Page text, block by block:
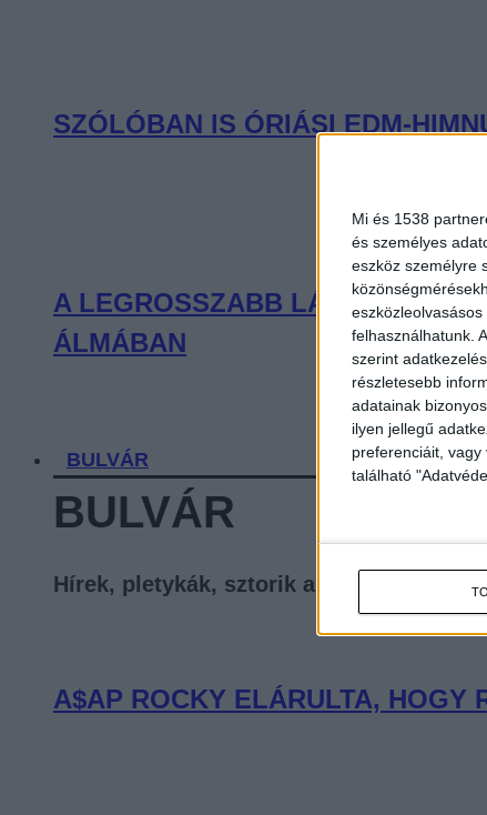
Mi és 1538
és személyes
eszköz személyre
felhasználhatunk.
szerint
részletesebb
adatainak
ilyen jellegű
preferenciáit,
található
SZÓLÓBAN IS ÓRIÁSI EDM-
A LEGROSSZABB LÁNY
ÁLMÁBAN
BULVÁR
BULVÁR
Hírek, pletykák, sztorik a celebvilágból
A$AP ROCKY ELÁRULTA, HOGY